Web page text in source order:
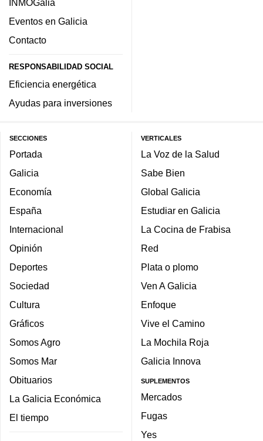
INMOGalia
Eventos en Galicia
Contacto
RESPONSABILIDAD SOCIAL
Eficiencia energética
Ayudas para inversiones
SECCIONES
Portada
Galicia
Economía
España
Internacional
Opinión
Deportes
Sociedad
Cultura
Gráficos
Somos Agro
Somos Mar
Obituarios
La Galicia Económica
El tiempo
VERTICALES
La Voz de la Salud
Sabe Bien
Global Galicia
Estudiar en Galicia
La Cocina de Frabisa
Red
Plata o plomo
Ven A Galicia
Enfoque
Vive el Camino
La Mochila Roja
Galicia Innova
SUPLEMENTOS
Mercados
Fugas
Yes